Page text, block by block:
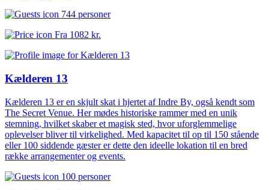
744 personer
Fra 1082 kr.
Kælderen 13
Kælderen 13 er en skjult skat i hjertet af Indre By, også kendt som
The Secret Venue. Her mødes historiske rammer med en unik
stemning, hvilket skaber et magisk sted, hvor uforglemmelige
oplevelser bliver til virkelighed. Med kapacitet til op til 150 stående
eller 100 siddende gæster er dette den ideelle lokation til en bred
række arrangementer og events.
100 personer